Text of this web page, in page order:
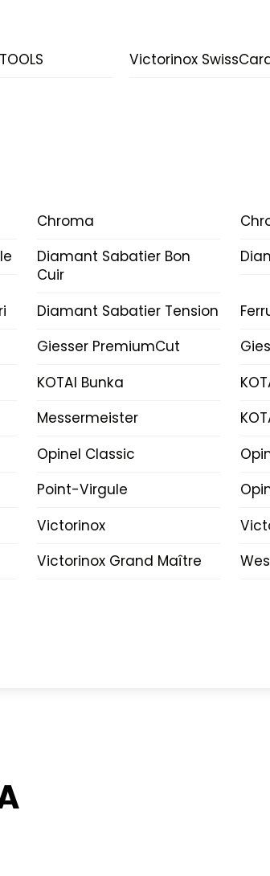
Victorinox
Chroma
Diamant Sabatier Bon
Cuir
Diamant Sabatier Tension
Giesser PremiumCut
KOTAI Bunka
Messermeister
Opinel Classic
Point-Virgule
Victorinox
Victorinox Grand Maître